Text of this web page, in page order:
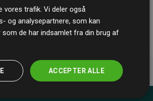
vores trafik. Vi deler også
og analysepartnere, som kan
som de har indsamlet fra din brug af
ACCEPTER ALLE